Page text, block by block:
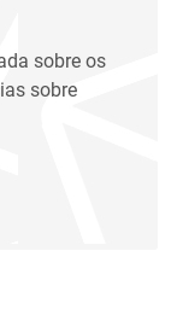
sobre os
sobre